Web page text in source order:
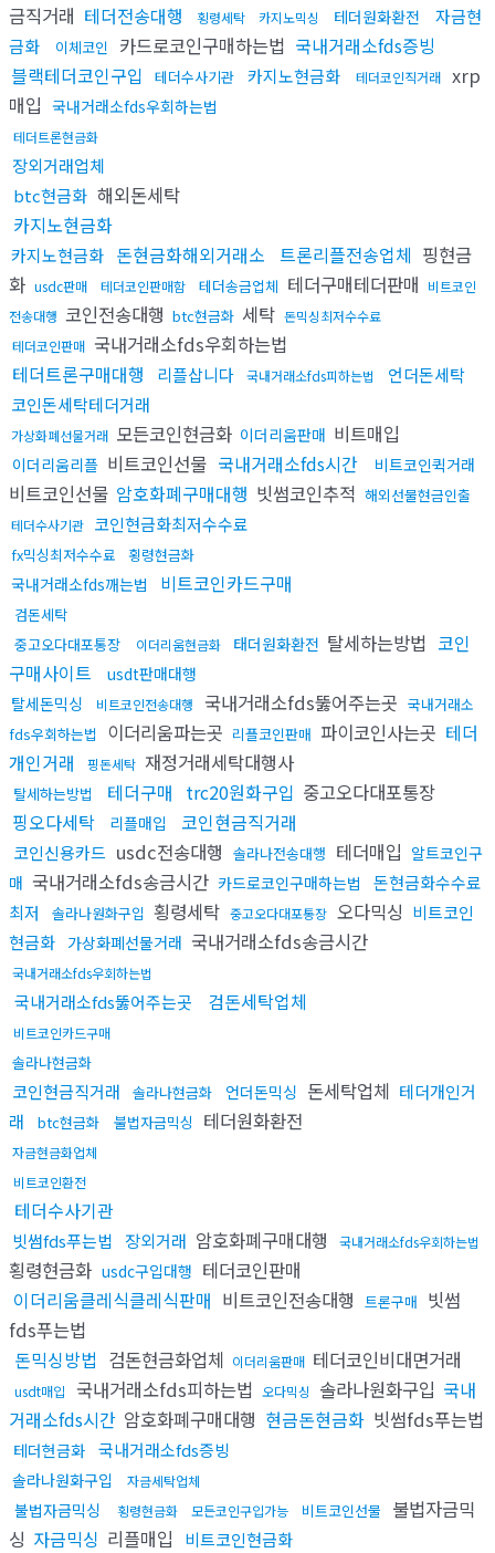
금직거래 테더전송대행 횡령세탁 카지노믹싱 테더원화환전
자금현
금화
이체코인 카드로코인구매하는법 국내거래소fds증빙
블랙테더코인구입
테더수사기관 카지노현금화 테더코인직거래 xrp
매입 국내거래소fds우회하는법
테더트론현금화
장외거래업체
btc현금화 해외돈세탁
카지노현금화
카지노현금화 돈현금화해외거래소 트론리플전송업체 핑현금
화 usdc판매 테더코인판매함 테더송금업체 테더구매테더판매 비트코인
전송대행 코인전송대행 btc현금화 세탁 돈믹싱최저수수료
테더코인판매 국내거래소fds우회하는법
테더트론구매대행
리플삽니다 국내거래소fds피하는법
언더돈세탁
코인돈세탁테더거래
가상화폐선물거래 모든코인현금화 이더리움판매 비트매입
이더리움리플 비트코인선물 국내거래소fds시간 비트코인퀵거래
비트코인선물 암호화폐구매대행 빗썸코인추적 해외선물현금인출
테더수사기관 코인현금화최저수수료
fx믹싱최저수수료 횡령현금화
국내거래소fds깨는법 비트코인카드구매
검돈세탁
중고오다대포통장
이더리움현금화 태더원화환전 탈세하는방법 코인
구매사이트
usdt판매대행
탈세돈믹싱
비트코인전송대행 국내거래소fds뚫어주는곳 국내거래소
fds우회하는법
이더리움파는곳 리플코인판매 파이코인사는곳 테더
개인거래
핑돈세탁 재정거래세탁대행사
탈세하는방법 테더구매 trc20원화구입 중고오다대포통장
핑오다세탁
리플매입 코인현금직거래
코인신용카드 usdc전송대행 솔라나전송대행 테더매입 알트코인구
매 국내거래소fds송금시간 카드로코인구매하는법
돈현금화수수료
최저
솔라나원화구입 횡령세탁 중고오다대포통장 오다믹싱 비트코인
현금화 가상화폐선물거래 국내거래소fds송금시간
국내거래소fds우회하는법
국내거래소fds뚫어주는곳 검돈세탁업체
비트코인카드구매
솔라나현금화
코인현금직거래 솔라나현금화 언더돈믹싱 돈세탁업체 테더개인거
래
btc현금화 불법자금믹싱 테더원화환전
자금현금화업체
비트코인환전
테더수사기관
빗썸fds푸는법 장외거래 암호화폐구매대행 국내거래소fds우회하는법
횡령현금화 usdc구입대행 테더코인판매
이더리움클레식클레식판매 비트코인전송대행 트론구매 빗썸
fds푸는법
돈믹싱방법 검돈현금화업체 이더리움판매 테더코인비대면거래
usdt매입 국내거래소fds피하는법 오다믹싱 솔라나원화구입 국내
거래소fds시간 암호화폐구매대행 현금돈현금화 빗썸fds푸는법
테더현금화 국내거래소fds증빙
솔라나원화구입 자금세탁업체
불법자금믹싱 횡령현금화 모든코인구입가능 비트코인선물
불법자금믹
싱 자금믹싱 리플매입
비트코인현금화